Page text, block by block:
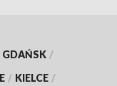
GDAŃSK /
/ KIELCE /